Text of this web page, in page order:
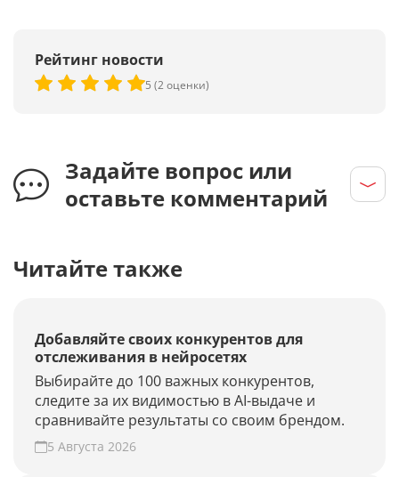
Рейтинг новости
5 (2 оценки)
Задайте вопрос или
оставьте комментарий
Читайте также
Добавляйте своих конкурентов для
отслеживания в нейросетях
Выбирайте до 100 важных конкурентов,
следите за их видимостью в AI-выдаче и
сравнивайте результаты со своим брендом.
5 Августа 2026